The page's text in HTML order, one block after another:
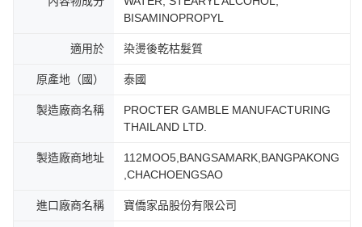
BISAMINOPROPYL
適用於 染燙後乾枯髮質
原產地（國） 泰國
製造廠商名稱
PROCTER GAMBLE MANUFACTURING
THAILAND LTD.
製造廠商地址
112MOO5,BANGSAMARK,BANGPAKONG
,CHACHOENGSAO
進口廠商名稱 寶僑家品股份有限公司